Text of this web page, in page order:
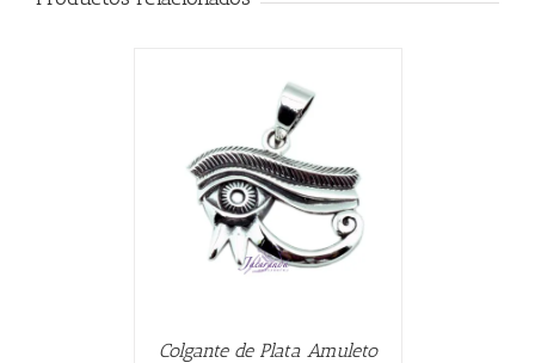
Colgante de Plata Amuleto